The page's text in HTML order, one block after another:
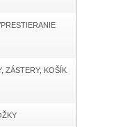
ZÁSTERY, KOŠÍK